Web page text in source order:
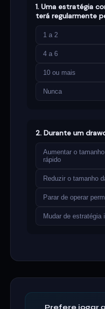
1. Uma estratégia
terá regularmente
1 a 2
4 a 6
10 ou mais
Nunca
2. Durante um
Aumentar o
rápido
Reduzir o tamanho
Parar de operar
Mudar de estratégia
Prefere jogar